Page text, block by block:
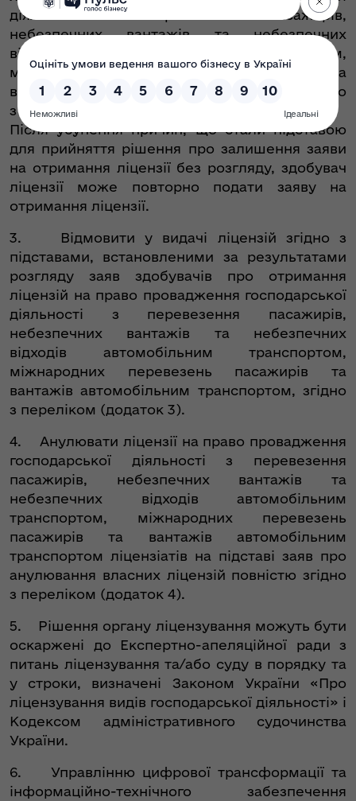
діяльності з перевезення пасажирів,
небезпечних вантажів та небезпечних
відходів автомобільним транспортом,
міжнародних перевезень пасажирів та
вантажів автомобільним транспортом, згідно
з переліком (додаток 2).
Після усунення причин, що стали підставою
для прийняття рішення про залишення заяви
на отримання ліцензії без розгляду, здобувач
ліцензії може повторно подати заяву на
отримання ліцензії.
3. Відмовити у видачі ліцензій згідно з
підставами, встановленими за результатами
розгляду заяв здобувачів про отримання
ліцензій на право провадження господарської
діяльності з перевезення пасажирів,
небезпечних вантажів та небезпечних
відходів автомобільним транспортом,
міжнародних перевезень пасажирів та
вантажів автомобільним транспортом, згідно
з переліком (додаток 3).
4. Анулювати ліцензії на право провадження
господарської діяльності з перевезення
пасажирів, небезпечних вантажів та
небезпечних відходів автомобільним
транспортом, міжнародних перевезень
пасажирів та вантажів автомобільним
транспортом ліцензіатів на підставі заяв про
анулювання власних ліцензій повністю згідно
з переліком (додаток 4).
5. Рішення органу ліцензування можуть бути
оскаржені до Експертно-апеляційної ради з
питань ліцензування та/або суду в порядку та
у строки, визначені Законом України «Про
ліцензування видів господарської діяльності» і
Кодексом адміністративного судочинства
України.
6. Управлінню цифрової трансформації та
інформаційно-технічного забезпечення